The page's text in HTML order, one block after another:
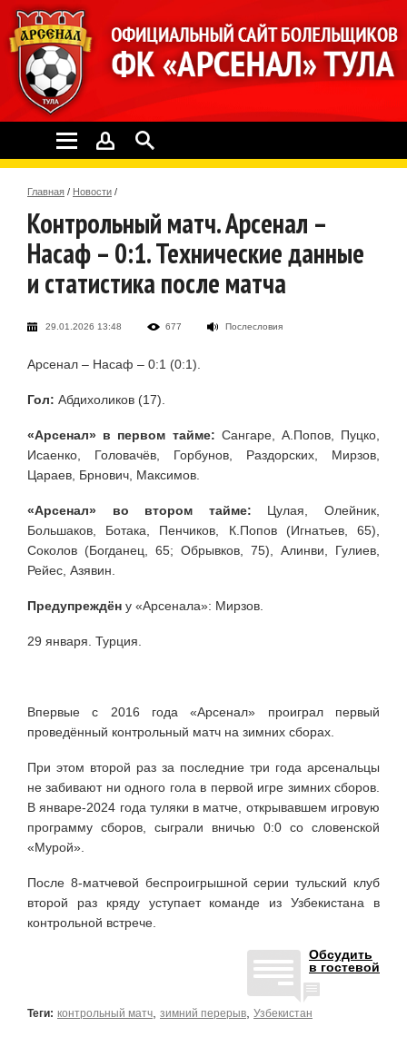
Главная / Новости /
Контрольный матч. Арсенал –
Насаф – 0:1. Технические данные
и статистика после матча
29.01.2026 13:48 677 Послесловия
Арсенал – Насаф – 0:1 (0:1).
Гол: Абдихоликов (17).
«Арсенал» в первом тайме: Сангаре, А.Попов, Пуцко,
Исаенко, Головачёв, Горбунов, Раздорских, Мирзов,
Цараев, Брнович, Максимов.
«Арсенал» во втором тайме: Цулая, Олейник,
Большаков, Ботака, Пенчиков, К.Попов (Игнатьев, 65),
Соколов (Богданец, 65; Обрывков, 75), Алинви, Гулиев,
Рейес, Азявин.
Предупреждён у «Арсенала»: Мирзов.
29 января. Турция.
Впервые с 2016 года «Арсенал» проиграл первый
проведённый контрольный матч на зимних сборах.
При этом второй раз за последние три года арсенальцы
не забивают ни одного гола в первой игре зимних сборов.
В январе-2024 года туляки в матче, открывавшем игровую
программу сборов, сыграли вничью 0:0 со словенской
«Мурой».
После 8-матчевой беспроигрышной серии тульский клуб
второй раз кряду уступает команде из Узбекистана в
контрольной встрече.
Обсудить
в гостевой
Теги: контрольный матч зимний перерыв Узбекистан